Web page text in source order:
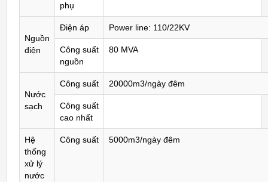
phụ
Nguồn
điện
Điện áp Power line: 110/22KV
Công suất
nguồn
80 MVA
Nước
sạch
Công suất 20000m3/ngày đêm
Công suất
cao nhất
Hệ
thống
xử lý
nước
Công suất 5000m3/ngày đêm